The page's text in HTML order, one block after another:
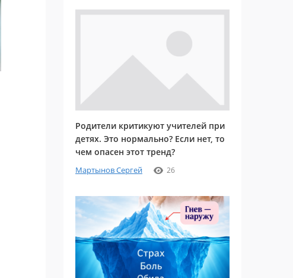
Родители критикуют учителей при
детях. Это нормально? Если нет, то
чем опасен этот тренд?
Мартынов Сергей 26